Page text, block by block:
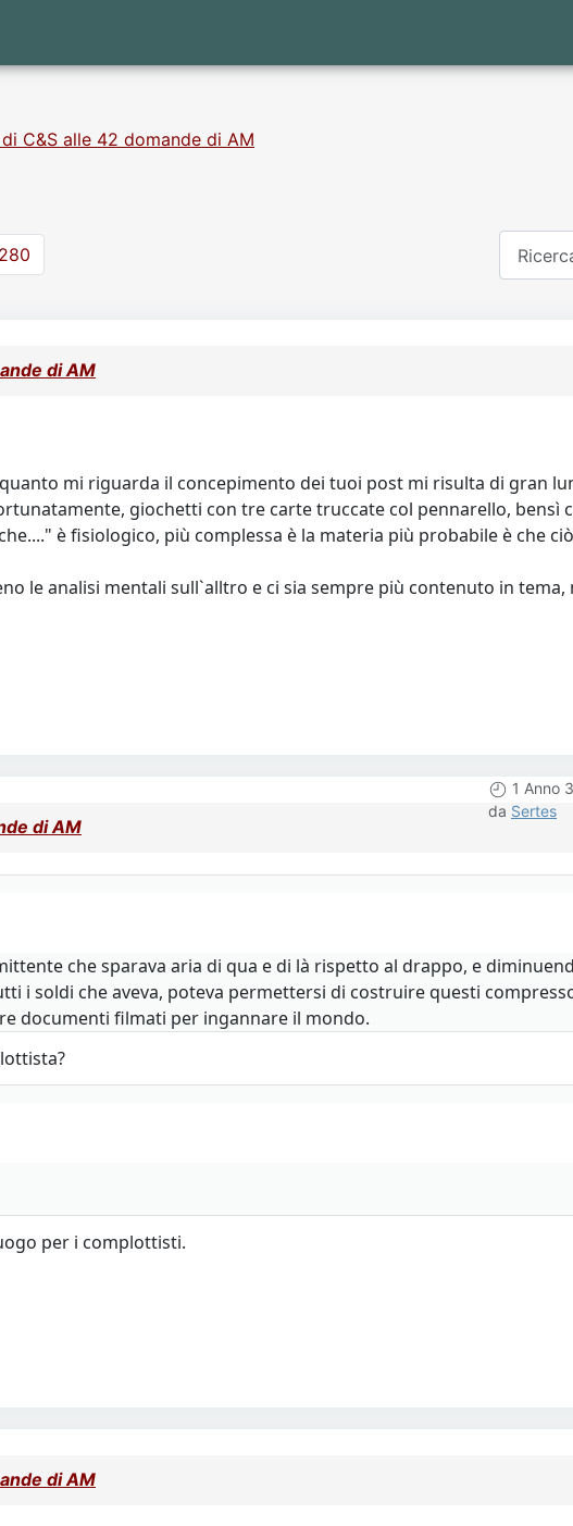
C&S alle 42 domande di AM
280
di AM
mi riguarda il concepimento dei tuoi post mi risulta di gran
giochetti con tre carte truccate col pennarello, bensì
è fisiologico, più complessa è la materia più probabile è che
le analisi mentali sull`alltro e ci sia sempre più contenuto in
1 Anno
da Sertes
di AM
che sparava aria di qua e di là rispetto al drappo, e
i soldi che aveva, poteva permettersi di costruire questi
documenti filmati per ingannare il mondo.​​​​​
per i complottisti.
di AM